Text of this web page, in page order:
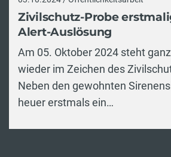
Zivilschutz-Probe
Alert-Auslösung
Am 05. Oktober 2024 steht
wieder im Zeichen des
Neben den gewohnten
heuer erstmals ein…